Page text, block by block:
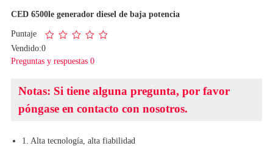
CED 6500le generador diesel de baja potencia
Puntaje
Vendido:0
Preguntas y respuestas 0
Notas: Si tiene alguna pregunta, por favor
póngase en contacto con nosotros.
1. Alta tecnología, alta fiabilidad